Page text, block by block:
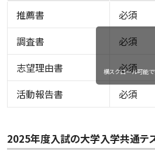
推薦書
必須
調査書
必須
志望理由書
必須
活動報告書
必須
横スクロール可能で
2025年度入試の大学入学共通テ